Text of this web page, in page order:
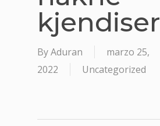
kjendiser
ByAduran
marzo 25,
2022
Uncategorized